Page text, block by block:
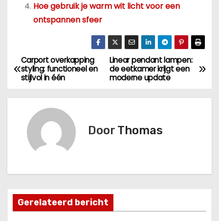
Hoe gebruik je warm wit licht voor een
ontspannen sfeer
B
e
t
n
Linear pendant lampen:
de eetkamer krijgt een
moderne update
Carport overkapping
styling: functioneel en
stijlvol in één
Door Thomas
Gerelateerd bericht